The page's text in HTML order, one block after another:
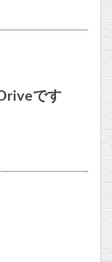
です